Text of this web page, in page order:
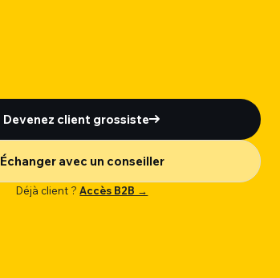
Devenez client grossiste
Échanger avec un conseiller
Déjà client ?Accès B2B →